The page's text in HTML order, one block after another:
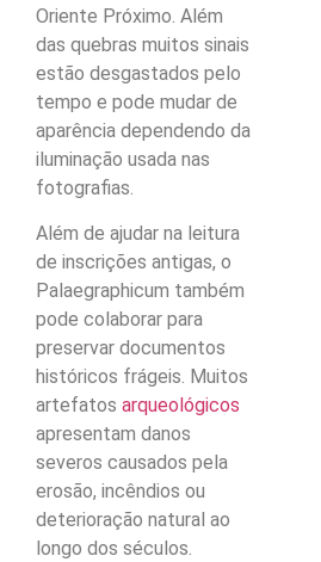
Oriente Próximo. Além
das quebras muitos sinais
estão desgastados pelo
tempo e pode mudar de
aparência dependendo da
iluminação usada nas
fotografias.
Além de ajudar na leitura
de inscrições antigas, o
Palaegraphicum também
pode colaborar para
preservar documentos
históricos frágeis. Muitos
artefatosarqueológicos
apresentam danos
severos causados pela
erosão, incêndios ou
deterioração natural ao
longo dos séculos.